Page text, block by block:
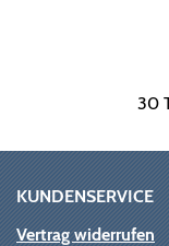
30
KUNDENSERVICE
Vertrag widerrufen